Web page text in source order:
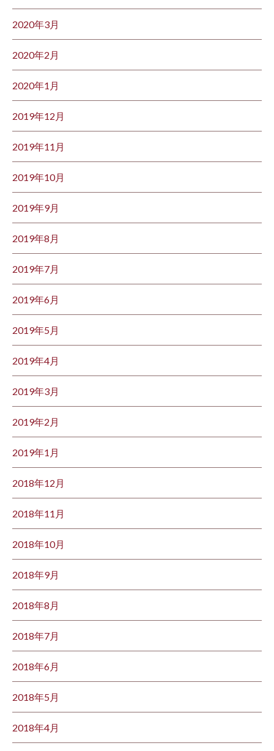
2020年3月
2020年2月
2020年1月
2019年12月
2019年11月
2019年10月
2019年9月
2019年8月
2019年7月
2019年6月
2019年5月
2019年4月
2019年3月
2019年2月
2019年1月
2018年12月
2018年11月
2018年10月
2018年9月
2018年8月
2018年7月
2018年6月
2018年5月
2018年4月